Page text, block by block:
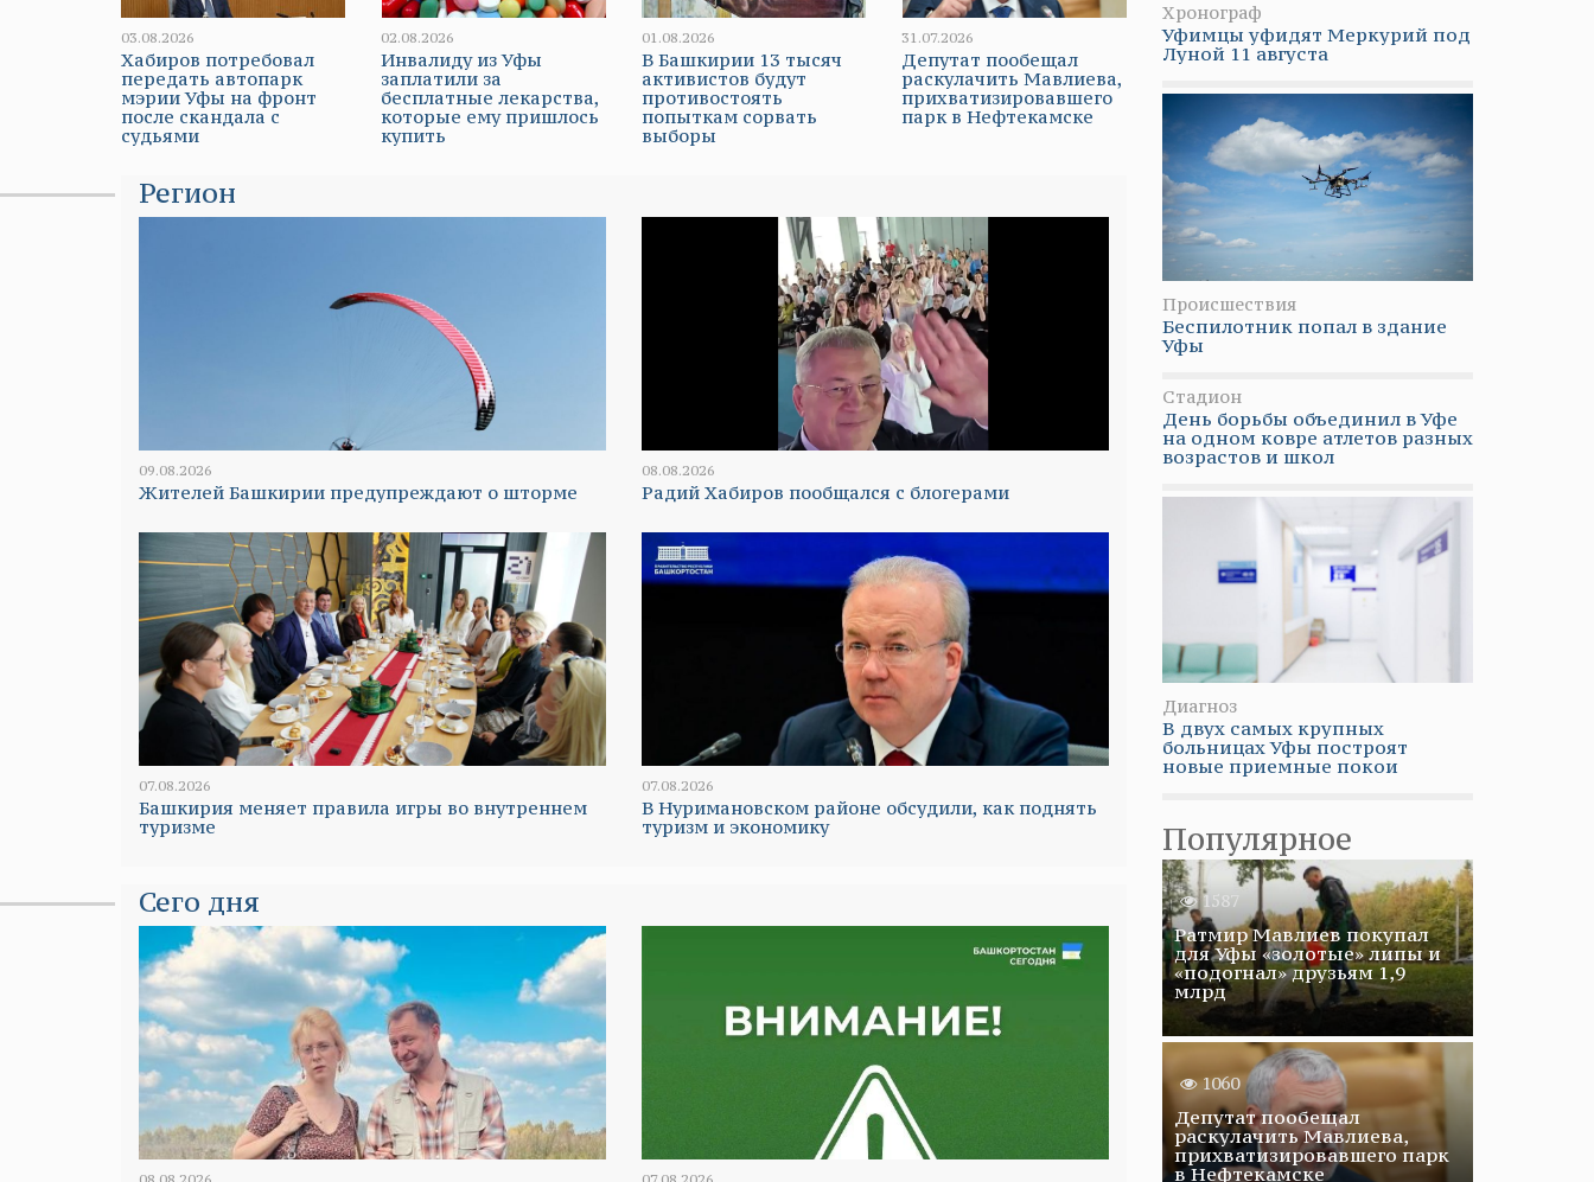
03.08.2026
Хабиров потребовал
передать автопарк
мэрии Уфы на фронт
после скандала с
судьями
02.08.2026
Инвалиду из Уфы
заплатили за
бесплатные лекарства,
которые ему пришлось
купить
01.08.2026
В Башкирии 13 тысяч
активистов будут
противостоять
попыткам сорвать
выборы
31.07.2026
Депутат пообещал
раскулачить Мавлиева,
прихватизировавшего
парк в Нефтекамске
Регион
09.08.2026
Жителей Башкирии предупреждают о шторме
08.08.2026
Радий Хабиров пообщался с блогерами
07.08.2026
Башкирия меняет правила игры во внутреннем
туризме
07.08.2026
В Нуримановском районе обсудили, как поднять
туризм и экономику
Сего дня
Хронограф
Уфимцы уфидят Меркурий под
Луной 11 августа
Происшествия
Беспилотник попал в здание
Уфы
Стадион
День борьбы объединил в Уфе
на одном ковре атлетов разных
возрастов и школ
Диагноз
В двух самых крупных
больницах Уфы построят
новые приемные покои
Популярное
1587
Ратмир Мавлиев покупал
для Уфы «золотые» липы и
«подогнал» друзьям 1,9
млрд
1060
Депутат пообещал
раскулачить Мавлиева,
прихватизировавшего парк
в Нефтекамске